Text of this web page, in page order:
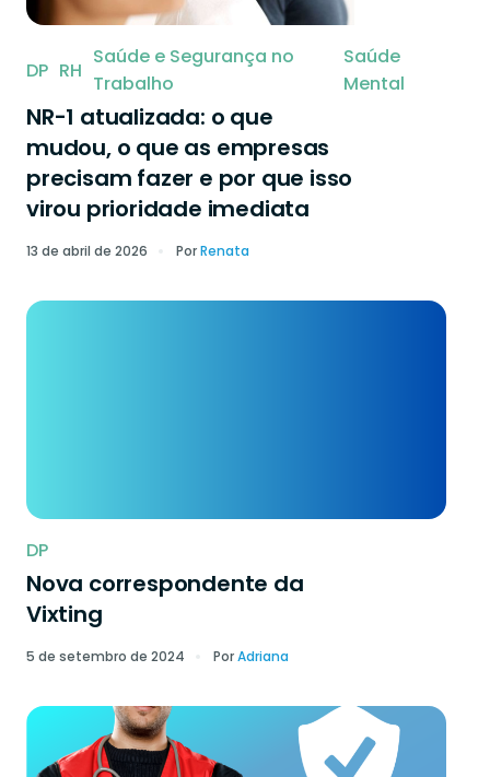
DP RH
Saúde e Segurança no
Trabalho
Saúde
Mental
NR-1 atualizada: o que
mudou, o que as empresas
precisam fazer e por que isso
virou prioridade imediata
13 de abril de 2026 PorRenata
DP
Nova correspondente da
Vixting
5 de setembro de 2024 PorAdriana